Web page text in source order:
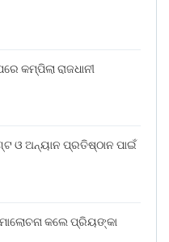
କମ୍ପିଲା ରାଜଧାନୀ
ଓ ଅନ୍ୟାନ ପ୍ରତିଷ୍ଠାନ ପାଇଁ
କଲେ ପ୍ରିୟଙ୍କା